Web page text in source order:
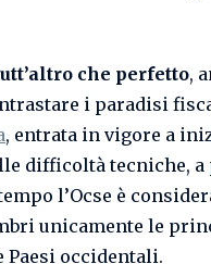
che perfetto,
i paradisi
, entrata in vigore a
difficoltà tecniche,
l’Ocse è
unicamente le
occidentali.